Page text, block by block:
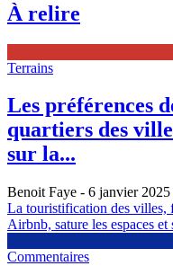
À relire
Terrains
Les préférences
quartiers des
sur la...
Benoit Faye - 6 janvier 2025
La touristification des villes,
Airbnb, sature les espaces et
Commentaires